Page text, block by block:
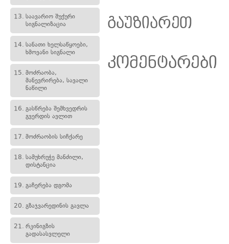
13. საავარიო შუქური
სიგნალიზაცია
14. სანათი ხელსაწყოები,
ხმოვანი სიგნალი
15. მოძრაობა,
მანევრირება, სავალი
ნაწილი
16. გასწრება შემხვედრის
გვერდის ავლით
17. მოძრაობის სიჩქარე
18. სამუხრუჭე მანძილი,
დისტანცია
19. გაჩერება დგომა
20. გზაჯვარედინის გავლა
21. რკინიგზის
გადასასვლელი
გაუზიარეთ
კომენტარები